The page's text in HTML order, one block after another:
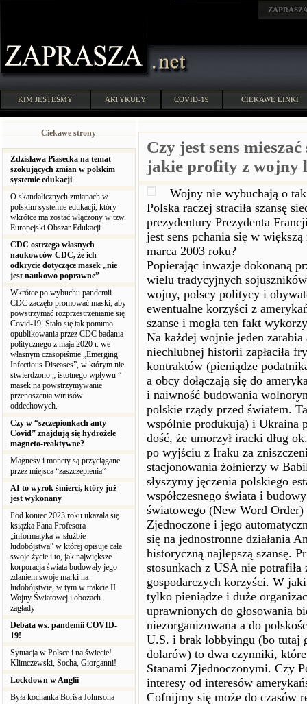
KIM JESTEŚMY ARTYKUŁY COVID-19 CIEKAWE LINKI
Ciekawe strony
Zdzisława Piasecka na temat
szokujących zmian w polskim
systemie edukacji
O skandalicznych zmianach w
polskim systemie edukacji, który
wkrótce ma zostać włączony w tzw.
Europejski Obszar Edukacji
CDC ostrzega własnych
naukowców CDC, że ich
odkrycie dotyczące masek „nie
jest naukowo poprawne”
Wkrótce po wybuchu pandemii
CDC zaczęło promować maski, aby
powstrzymać rozprzestrzenianie się
Covid-19. Stało się tak pomimo
opublikowania przez CDC badania
politycznego z maja 2020 r. we
własnym czasopiśmie „Emerging
Infectious Diseases”, w którym nie
stwierdzono „ istotnego wpływu ”
masek na powstrzymywanie
przenoszenia wirusów
oddechowych.
Czy w “szczepionkach anty-
Covid” znajdują się hydrożele
magneto-reaktywne?
Magnesy i monety są przyciągane
przez miejsca “zaszczepienia”
AI to wyrok śmierci, który już
jest wykonany
Pod koniec 2023 roku ukazała się
książka Pana Profesora
„informatyka w służbie
ludobójstwa” w której opisuje całe
swoje życie i to, jak największe
korporacja świata budowały jego
zdaniem swoje marki na
ludobójstwie, w tym w trakcie II
Wojny Światowej i obozach
zagłady
Debata ws. pandemii COVID-
19!
Sytuacja w Polsce i na świecie!
Klimczewski, Socha, Giorganni!
Lockdown w Anglii
Była kochanka Borisa Johnsona
Czy jest sens
jakie profity z wojny
Wojny nie wybuchają o
Polska raczej straciła szansę
prezydentury Prezydenta
jest sens pchania się w
marca 2003 roku?
Popierając inwazje dokonaną
wielu tradycyjnych
wojny, polscy politycy i
ewentualne korzyści z
szanse i mogła ten fakt
Na każdej wojnie jeden
niechlubnej historii zapłaciła
kontraktów (pieniądze
a obcy dołączają się do
i naiwność budowania
polskie rządy przed światem.
wspólnie produkują) i Ukraina
dość, że umorzył iracki dług
po wyjściu z Iraku za
stacjonowania żołnierzy w
słyszymy jęczenia polskiego
współczesnego świata i
światowego (New Word
Zjednoczone i jego
się na jednostronne działania
historyczną najlepszą szansę.
stosunkach z USA nie potrafiła
gospodarczych korzyści. W
tylko pieniądze i duże
uprawnionych do głosowania
niezorganizowana a do
U.S. i brak lobbyingu (bo tutaj
dolarów) to dwa czynniki,
Stanami Zjednoczonymi. Czy
interesy od interesów
Cofnijmy się może do czasów